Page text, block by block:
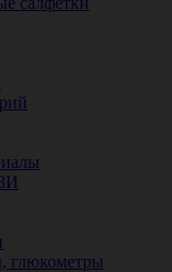
глюкометры